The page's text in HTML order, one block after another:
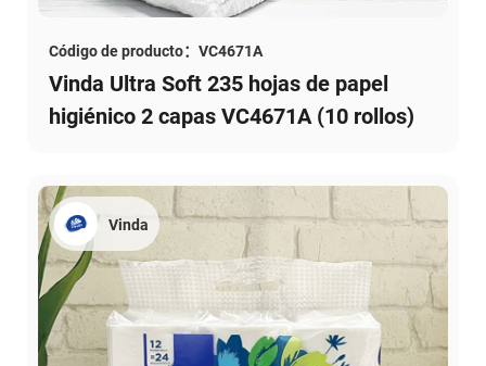
Código de producto：VC4671A
Vinda Ultra Soft 235 hojas de papel
higiénico 2 capas VC4671A (10 rollos)
Vinda